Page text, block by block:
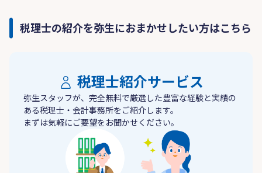
税理士の紹介を弥生におまかせしたい方はこちら
税理士紹介サービス
弥生スタッフが、完全無料で厳選した豊富な経験と実績の
ある税理士・会計事務所をご紹介します。
まずは気軽にご要望をお聞かせください。